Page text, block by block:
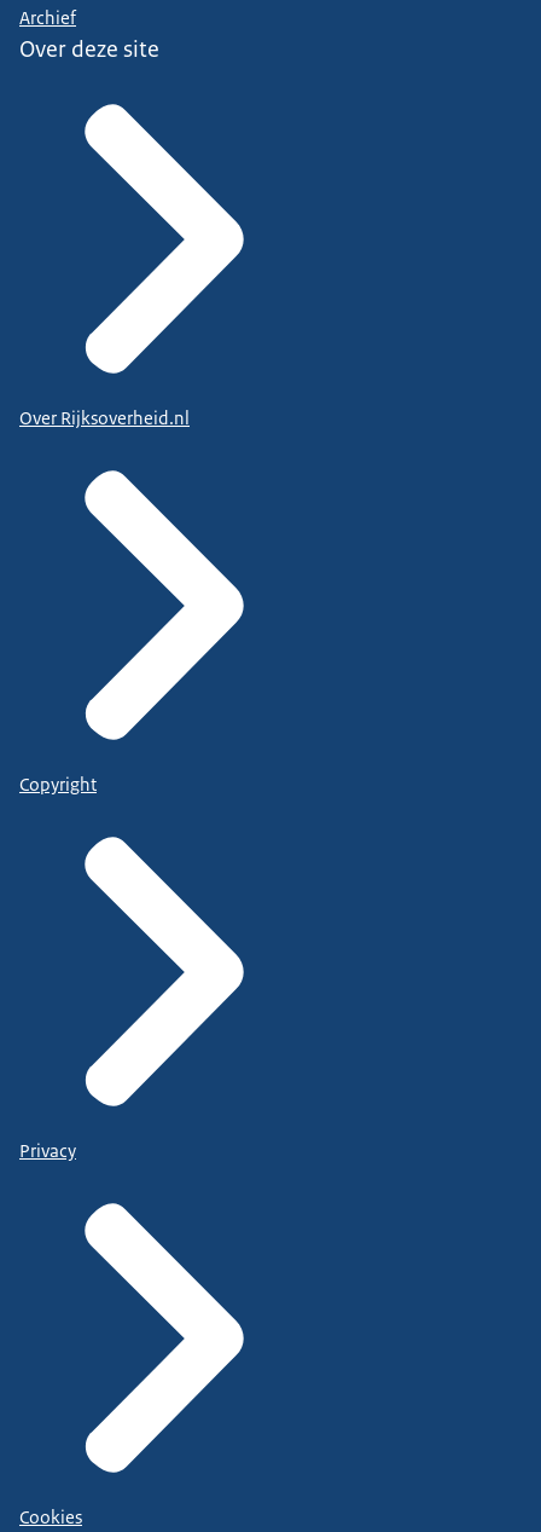
Archief
Over deze site
Over Rijksoverheid.nl
Copyright
Privacy
Cookies